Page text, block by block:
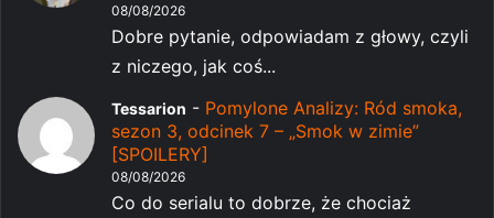
08/08/2026
Dobre pytanie, odpowiadam z głowy, czyli
z niczego, jak coś...
Tessarion - Pomylone Analizy: Ród smoka,
sezon 3, odcinek 7 – „Smok w zimie”
[SPOILERY]
08/08/2026
Co do serialu to dobrze, że chociaż